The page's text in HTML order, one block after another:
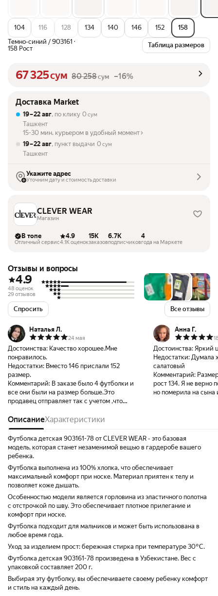
104 116 128 134 140 146 152
158
Темно-синий / 903161 ·
158 Рост Таблица размеров
67 325сум 80 258сум –16%
Доставка Market
19 – 22 авг, по клику 0 сум
Ташкент
15-30 мин. курьером в удобный момент
19 – 22 авг, пункт выдачи 0 сум
Ташкент
Укажите адрес
Уточним дату и стоимость доставки
CLEVER WEAR
Магазин
В топе
Отличный сервис
4.9
4.1K оценок
15K
заказов
6.7K
подписчиков
4
года на Маркете
Отзывы и вопросы
4.9
48 оценок
29 отзывов
Спросить Все отзывы
Наталья Л.
24 мая
Достоинства: Качество хорошее.Мне
понравилось.
Недостатки: Вместо 146 прислали 152
размер.
Комментарий: В заказе было 4 футболки и
все они были на размер больше.Это
продавец отправляет так с учетом ,что
больше,с запасом)
Анна Г.
Достоинства: Яркий
Недостатки: Думала
салатовый
Комментарий:
рост 134. Я не верно
но померила на
ОписаниеХарактеристики
Футболка детская 903161-78 от CLEVER WEAR - это базовая
модель, которая станет незаменимой вещью в гардеробе вашего
ребенка.
Футболка выполнена из 100% хлопка, что обеспечивает
максимальный комфорт при носке. Материал приятен к телу и
позволяет коже дышать.
Особенностью модели является горловина из эластичного полотна
с отстрочкой по шву. Это обеспечивает плотное прилегание и
комфорт при носке.
Футболка подходит для мальчиков и может быть использована в
любое время года.
Уход за изделием прост: бережная стирка при температуре 30°C.
Футболка детская 903161-78 произведена в Узбекистане. Вес с
упаковкой составляет 200 г.
Выбирая эту футболку, вы обеспечиваете своему ребенку комфорт
и стиль на каждый день.